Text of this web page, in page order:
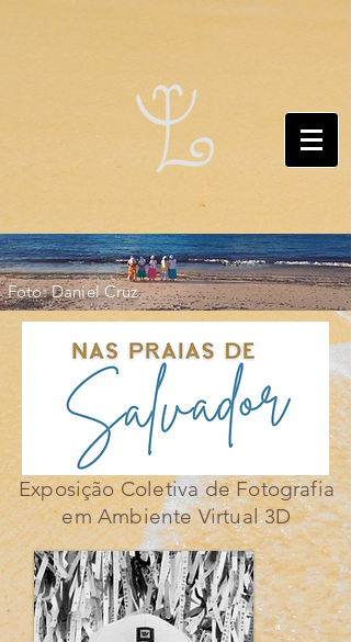
Foto: Daniel Cruz
Exposição Coletiva de Fotografia
em Ambiente Virtual 3D